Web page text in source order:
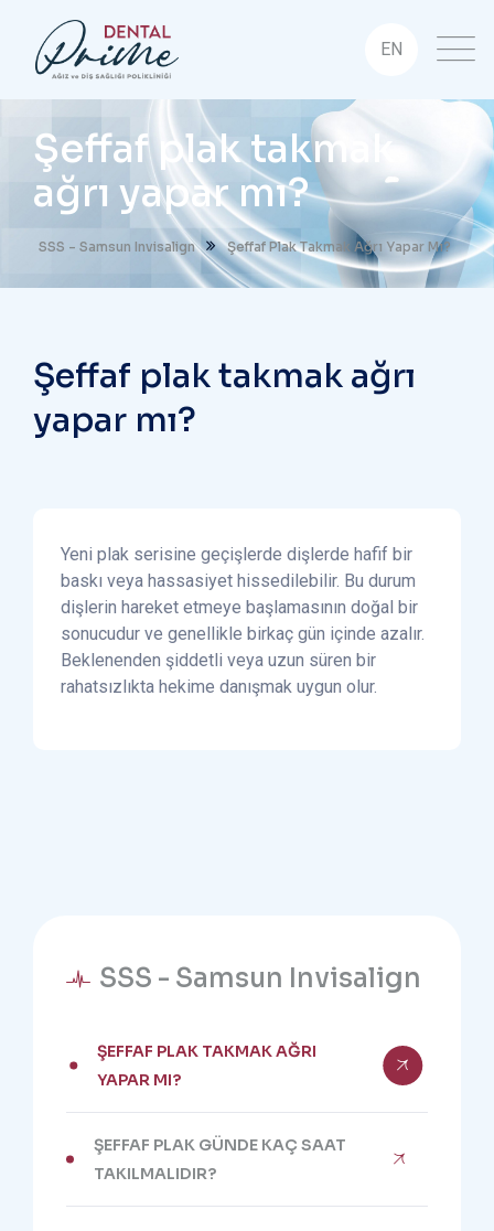
EN
Şeffaf plak takmak
ağrı yapar mı?
SSS - Samsun Invisalign Şeffaf Plak Takmak Ağrı Yapar Mı?
Şeffaf plak takmak ağrı
yapar mı?
Yeni plak serisine geçişlerde dişlerde hafif bir
baskı veya hassasiyet hissedilebilir. Bu durum
dişlerin hareket etmeye başlamasının doğal bir
sonucudur ve genellikle birkaç gün içinde azalır.
Beklenenden şiddetli veya uzun süren bir
rahatsızlıkta hekime danışmak uygun olur.
SSS - Samsun Invisalign
ŞEFFAF PLAK TAKMAK AĞRI
YAPAR MI?
ŞEFFAF PLAK GÜNDE KAÇ SAAT
TAKILMALIDIR?